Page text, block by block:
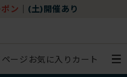
ン (土)開催あり
ージ お気に入り カート